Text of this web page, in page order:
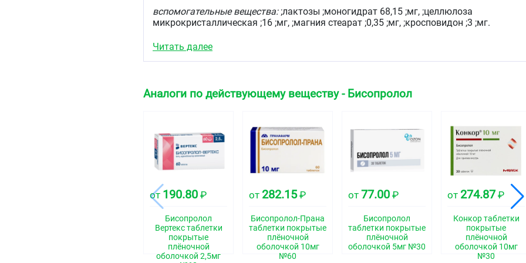
вспомогательные вещества:;лактозы ;моногидрат 68,15 ;мг, ;целлюлоза
микрокристаллическая ;16 ;мг, ;магния стеарат ;0,35 ;мг, ;кросповидон ;3 ;мг.
Описание
Белые, продолговатые таблетки, с риской на обеих сторонах и маркировкой "BI«
Фармакотерапевтическая группа
Код АТХ
C07AB07
Фармакологические свойства
Фармакодинамика
Бисопролол — селективный β1-адреноблокатор без собственной
симпатомиметической активности, не обладает мембраностабилизирующим
действием. Бисопролол обладает лишь незначительным сродством к β2-
адренорецепторам гладкой мускулатуры бронхов и сосудов, а также к р2-
адренорецепторам, участвующим в регуляции метаболизма. Следовательно,
Читать далее
Аналоги по действующему веществу - Бисопролол
от 190.80 ₽
Бисопролол
Вертекс таблетки
покрытые
плёночной
оболочкой 2,5мг
от 282.15₽
Бисопролол-Прана
таблетки покрытые
плёночной
оболочкой 10мг
№60
от 77.00 ₽
Бисопролол
таблетки покрытые
плёночной
оболочкой 5мг №30
от 274.87 ₽
Конкор таблетки
покрытые
плёночной
оболочкой 10мг
№30